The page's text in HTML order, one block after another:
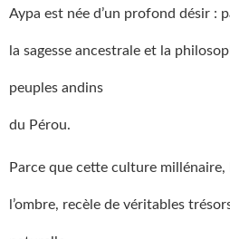
Aypa est née d’un profond désir :
la sagesse ancestrale et la
peuples andins
du Pérou.
Parce que cette culture
l’ombre, recèle de véritables